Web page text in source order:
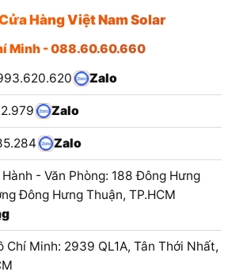
Hàng Việt Nam Solar
Minh - 088.60.60.660
Zalo
Zalo
Zalo
- Văn Phòng: 188 Đông Hưng
Đông Hưng Thuận, TP.HCM
Chí Minh: 2939 QL1A, Tân Thới Nhất,